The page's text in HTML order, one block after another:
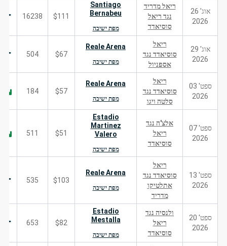
אוג' 26
2026
ריאל מדריד
נגד ריאל
סוסיאדד
Santiago
Bernabeu
מפת ישיבה
$111
16238
אוג' 29
2026
ריאל
סוסיאדד נגד
אספניול
Reale Arena
מפת ישיבה
$67
504
ספט' 03
2026
ריאל
סוסיאדד נגד
סלטה ויגו
Reale Arena
מפת ישיבה
$57
184
ספט' 07
2026
אלצ'ה נגד
ריאל
סוסיאדד
Estadio
Martinez
Valero
מפת ישיבה
$51
511
ספט' 13
2026
ריאל
סוסיאדד נגד
אתלטיקו
מדריד
Reale Arena
מפת ישיבה
$103
535
ספט' 20
2026
ולנסיה נגד
ריאל
סוסיאדד
Estadio
Mestalla
מפת ישיבה
$82
653